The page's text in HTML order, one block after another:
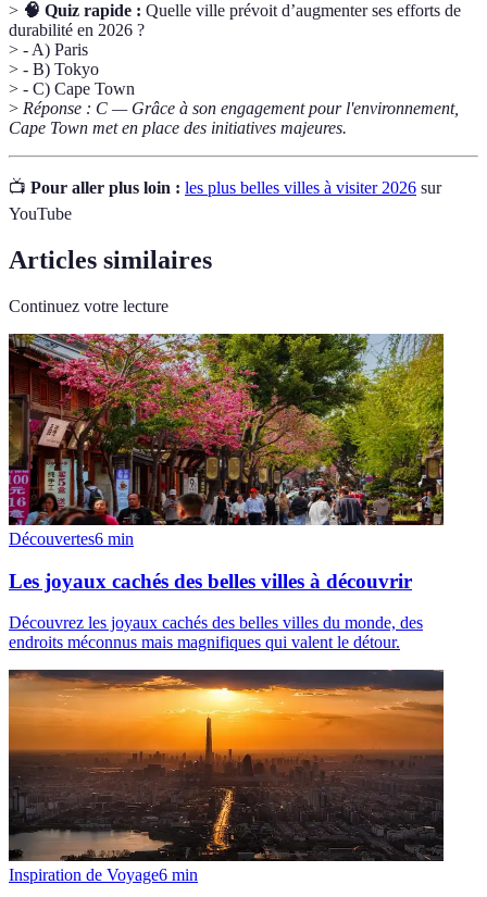
> 🧠 Quiz rapide : Quelle ville prévoit d’augmenter ses efforts de
durabilité en 2026 ?
> - A) Paris
> - B) Tokyo
> - C) Cape Town
> Réponse : C — Grâce à son engagement pour l'environnement,
Cape Town met en place des initiatives majeures.
📺 Pour aller plus loin : les plus belles villes à visiter 2026 sur
YouTube
Articles similaires
Continuez votre lecture
Découvertes6 min
Les joyaux cachés des belles villes à découvrir
Découvrez les joyaux cachés des belles villes du monde, des
endroits méconnus mais magnifiques qui valent le détour.
Inspiration de Voyage6 min